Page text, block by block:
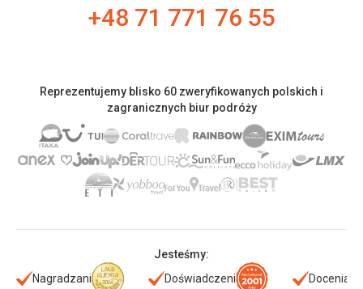
+48 71 771 76 55
Reprezentujemy blisko 60 zweryfikowanych polskich i
zagranicznych biur podróży
Jesteśmy:
Nagradzani
Doświadczeni Doceniani